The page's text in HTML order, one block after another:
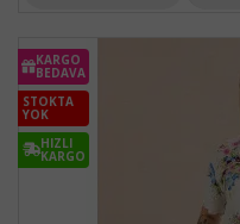
KARGO
BEDAVA
STOKTA
YOK
HIZLI
KARGO